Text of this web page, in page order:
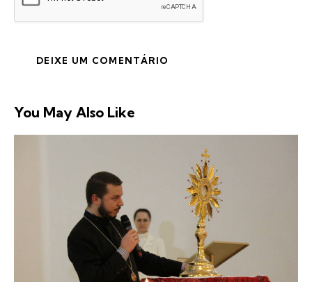
You May Also Like